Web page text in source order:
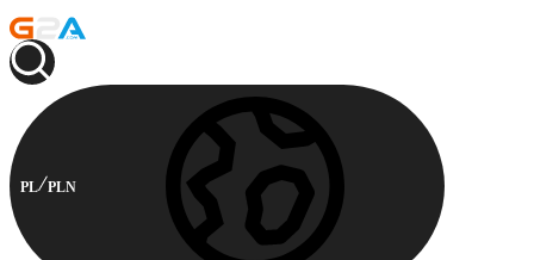
PL PLN